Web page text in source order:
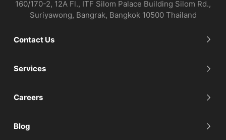
160/170-2, 12A Fl., ITF Silom Palace Building Silom Rd.,
Suriyawong, Bangrak, Bangkok 10500 Thailand
Contact Us
Services
Careers
Blog